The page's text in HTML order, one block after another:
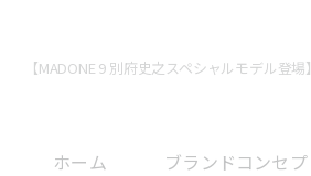
【MADONE 9 別府史之スペシャルモデル登場】
ホーム ブランドコンセプ